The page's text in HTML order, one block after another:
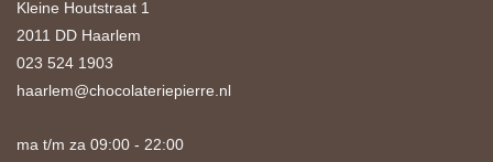
Kleine Houtstraat 1
2011 DD Haarlem
023 524 1903
haarlem@chocolateriepierre.nl
ma t/m za 09:00 - 22:00